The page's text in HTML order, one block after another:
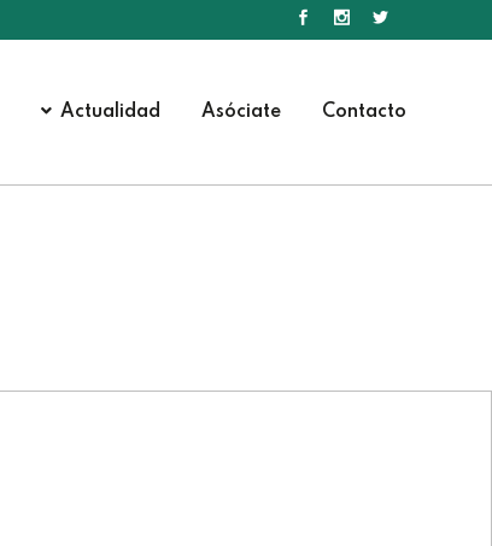
Actualidad Asóciate Contacto